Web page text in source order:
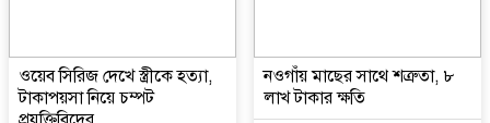
ওয়েব সিরিজ দেখে স্ত্রীকে হত্যা,
টাকাপয়সা নিয়ে চম্পট
নওগাঁয় মাছের সাথে শত্রুতা, ৮
লাখ টাকার ক্ষতি